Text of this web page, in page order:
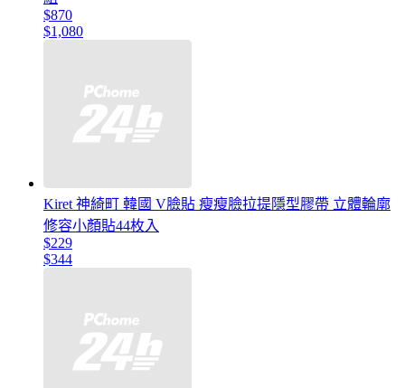
$870
$1,080
Kiret 神綺町 韓國 V臉貼 瘦瘦臉拉提隱型膠帶 立體輪廓
修容小顏貼44枚入
$229
$344